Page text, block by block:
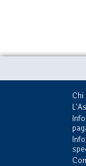
Chi